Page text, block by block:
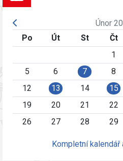
Únor
Po
Út St Čt
1
5
6 7 8
12
13 14 15
19
20 21 22
26
27 28 29
Kompletní kalendář